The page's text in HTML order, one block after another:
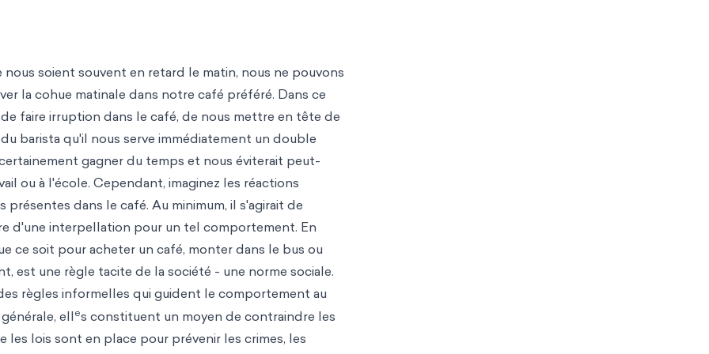
soient souvent en retard le matin, nous ne pouvons
la cohue matinale dans notre café préféré. Dans ce
faire irruption dans le café, de nous mettre en tête de
barista qu'il nous serve immédiatement un double
gagner du temps et nous éviterait peut-
ou à l'école. Cependant, imaginez les réactions
dans le café. Au minimum, il s'agirait de
d'une interpellation pour un tel comportement. En
ce soit pour acheter un café, monter dans le bus ou
est une règle tacite de la société - une norme sociale.
règles informelles qui guident le comportement au
elles constituent un moyen de contraindre les
les lois sont en place pour prévenir les crimes, les